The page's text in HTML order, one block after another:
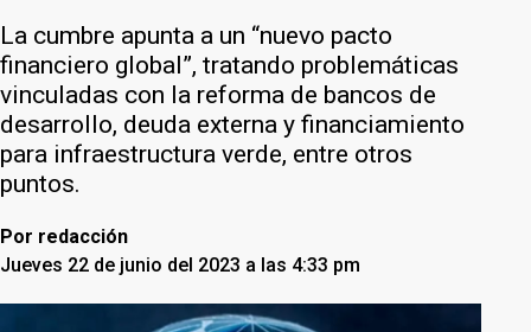
La cumbre apunta a un “nuevo pacto
financiero global”, tratando problemáticas
vinculadas con la reforma de bancos de
desarrollo, deuda externa y financiamiento
para infraestructura verde, entre otros
puntos.
Por redacción
Jueves 22 de junio del 2023 a las 4:33 pm